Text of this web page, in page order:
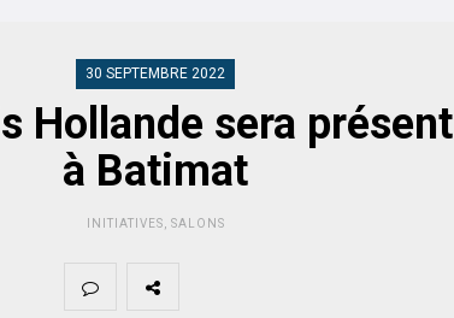
30 SEPTEMBRE 2022
Hollande sera présent
à Batimat
INITIATIVES SALONS